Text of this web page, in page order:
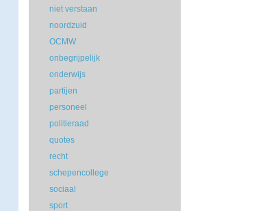
niet verstaan
noordzuid
OCMW
onbegrijpelijk
onderwijs
partijen
personeel
politieraad
quotes
recht
schepencollege
sociaal
sport